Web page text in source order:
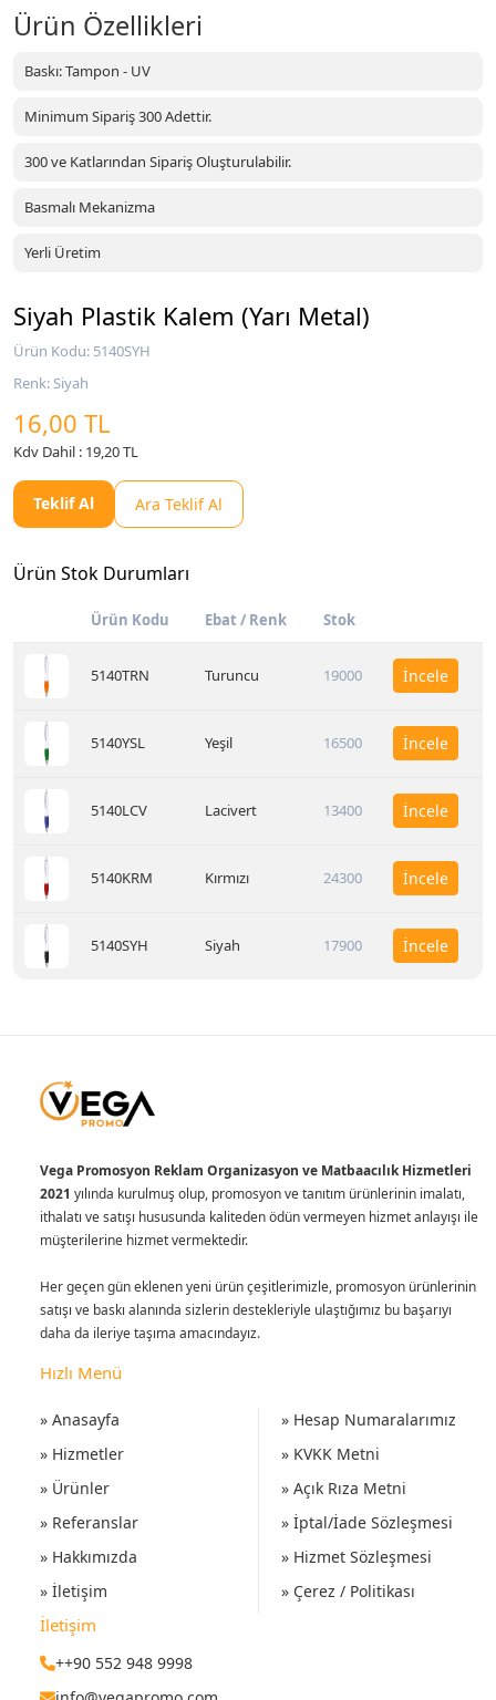
Ürün Özellikleri
Baskı: Tampon - UV
Minimum Sipariş 300 Adettir.
300 ve Katlarından Sipariş Oluşturulabilir.
Basmalı Mekanizma
Yerli Üretim
Siyah Plastik Kalem (Yarı Metal)
Ürün Kodu: 5140SYH
Renk: Siyah
16,00 TL
Kdv Dahil : 19,20 TL
Teklif Al Ara Teklif Al
Ürün Stok Durumları
Ürün Kodu Ebat / Renk Stok
5140TRN Turuncu 19000 İncele
5140YSL Yeşil 16500 İncele
5140LCV Lacivert 13400 İncele
5140KRM Kırmızı 24300 İncele
5140SYH Siyah 17900 İncele
Vega Promosyon Reklam Organizasyon ve Matbaacılık Hizmetleri
2021 yılında kurulmuş olup, promosyon ve tanıtım ürünlerinin imalatı,
ithalatı ve satışı hususunda kaliteden ödün vermeyen hizmet anlayışı ile
müşterilerine hizmet vermektedir.
Her geçen gün eklenen yeni ürün çeşitlerimizle, promosyon ürünlerinin
satışı ve baskı alanında sizlerin destekleriyle ulaştığımız bu başarıyı
daha da ileriye taşıma amacındayız.
Hızlı Menü
» Anasayfa
» Hizmetler
» Ürünler
» Referanslar
» Hakkımızda
» İletişim
» Hesap Numaralarımız
» KVKK Metni
» Açık Rıza Metni
» İptal/İade Sözleşmesi
» Hizmet Sözleşmesi
» Çerez / Politikası
İletişim
++90 552 948 9998